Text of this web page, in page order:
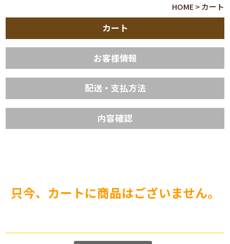
HOME>カート
カート
お客様情報
配送・支払方法
内容確認
只今、カートに商品はございません。